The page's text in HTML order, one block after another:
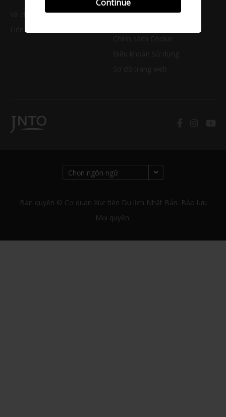
Continue
Về chúng tôi
Liên hệ
Chính sách Quyền riêng
Bản quyền © Cơ quan Xúc tiến Du lịch Nhật Bản. Bảo lưu
Mọi quyền.